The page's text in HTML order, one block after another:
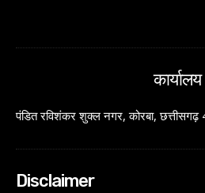
कार्यालय
पंडित रविशंकर शुक्ल नगर, कोरबा,
Disclaimer